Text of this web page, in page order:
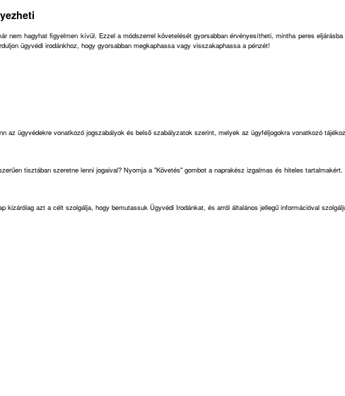
hagyhat figyelmen kívül. Ezzel a módszerrel követelését gyorsabban érvényesítheti, mintha peres
ügyvédi irodánkhoz, hogy gyorsabban megkaphassa vagy visszakaphassa a pénzét!
ügyvédekre vonatkozó jogszabályok és belső szabályzatok szerint, melyek az ügyféljogokra vonatkozó
tisztában szeretne lenni jogaival? Nyomja a "Követés" gombot a naprakész izgalmas és hiteles tartalmakért.
kizárólag azt a célt szolgálja, hogy bemutassuk Ügyvédi Irodánkat, és arról általános jellegű információval